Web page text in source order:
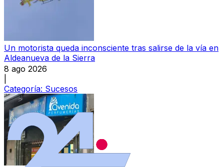
Un motorista queda inconsciente tras salirse de la vía en
Aldeanueva de la Sierra
8 ago 2026
Categoría: Sucesos